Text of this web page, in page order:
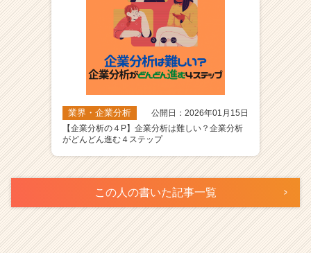
業界・企業分析
公開日：2026年01月15日
【企業分析の４P】企業分析は難しい？企業分析
がどんどん進む４ステップ
この人の書いた記事一覧